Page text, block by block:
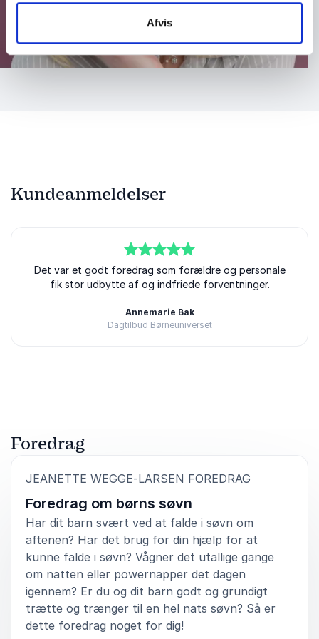
Afvis
Kundeanmeldelser
5ud af5
Det var et godt foredrag som forældre og personale
fik stor udbytte af og indfriede forventninger.
Annemarie Bak
Dagtilbud Børneuniverset
Foredrag
JEANETTE WEGGE-LARSEN FOREDRAG
Foredrag om børns søvn
Har dit barn svært ved at falde i søvn om
aftenen? Har det brug for din hjælp for at
kunne falde i søvn? Vågner det utallige gange
om natten eller powernapper det dagen
igennem? Er du og dit barn godt og grundigt
trætte og trænger til en hel nats søvn? Så er
dette foredrag noget for dig!